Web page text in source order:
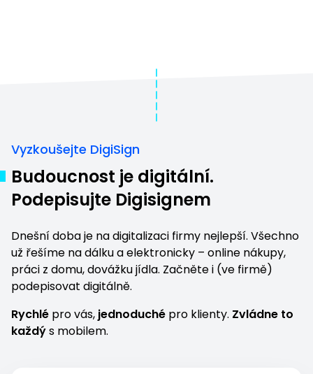
Vyzkoušejte DigiSign
Budoucnost je digitální.
Podepisujte Digisignem
Dnešní doba je na digitalizaci firmy nejlepší. Všechno
už řešíme na dálku a elektronicky – online nákupy,
práci z domu,dovážku jídla. Začněte i (ve firmě)
podepisovat digitálně.
Rychlé pro vás, jednoduché pro klienty. Zvládne to
každýs mobilem.